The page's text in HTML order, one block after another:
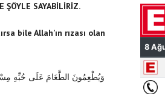
ŞÖYLE SAYABİLİRİZ.
bile Allah’ın rızası olan
وَيُطْعِمُونَ الطَّعَامَ عَلَى حُبِّهِ